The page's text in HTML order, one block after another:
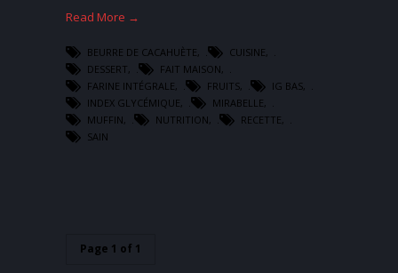
Read More →
BEURRE DE CACAHUÈTE, CUISINE,
DESSERT, FAIT MAISON,
FARINE INTÉGRALE, FRUITS, IG BAS,
INDEX GLYCÉMIQUE, MIRABELLE,
MUFFIN, NUTRITION, RECETTE,
SAIN
Page 1 of 1